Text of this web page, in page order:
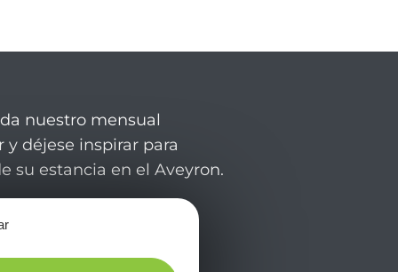
nuestro mensual
y déjese inspirar para
su estancia en el Aveyron.